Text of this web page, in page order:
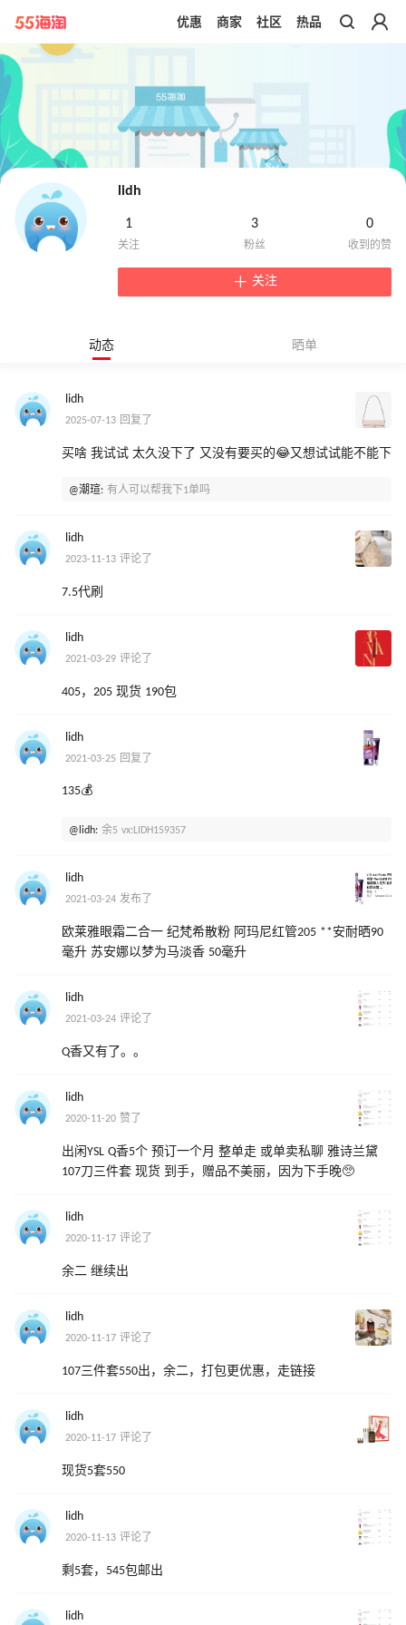
带你去官网买正品
优惠 商家 社区 热品
lidh
1 3 0
关注
动态 晒单
lidh
2025-07-13 回复了
买啥 我试试 太久没下了 又没有要买的😂又想试试能不能下
@潮瑄: 有人可以帮我下1单吗
lidh
2023-11-13 评论了
7.5代刷
lidh
2021-03-29 评论了
405，205 现货 190包
lidh
2021-03-25 回复了
135💰
@lidh: 余5 vx:LIDH159357
lidh
2021-03-24 发布了
欧莱雅眼霜二合一 纪梵希散粉 阿玛尼红管205 **安耐晒90
毫升 苏安娜以梦为马淡香 50毫升
lidh
2021-03-24 评论了
Q香又有了。。
lidh
2020-11-20 赞了
出闲YSL Q香5个 预订一个月 整单走 或单卖私聊 雅诗兰黛
107刀三件套 现货 到手，赠品不美丽，因为下手晚🥺
lidh
2020-11-17 评论了
余二 继续出
lidh
2020-11-17 评论了
107三件套550出，余二，打包更优惠，走链接
lidh
2020-11-17 评论了
现货5套550
lidh
2020-11-13 评论了
剩5套，545包邮出
lidh